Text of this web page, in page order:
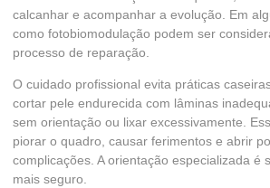
calcanhar e acompanhar a evolução. Em
como fotobiomodulação podem ser
processo de reparação.
O cuidado profissional evita práticas
cortar pele endurecida com lâminas
sem orientação ou lixar excessivamente.
piorar o quadro, causar ferimentos e abrir
complicações. A orientação especializada é
mais seguro.